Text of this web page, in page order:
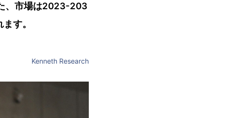
、市場は2023-203
す。
Kenneth Research